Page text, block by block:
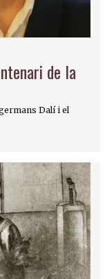
de la
Dalí i el